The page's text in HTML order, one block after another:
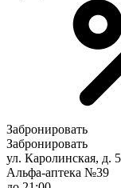
Забронировать
Забронировать
ул. Каролинская, д.
Альфа-аптека №39